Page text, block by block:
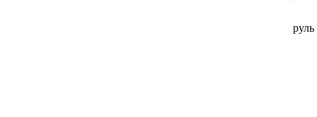
руль